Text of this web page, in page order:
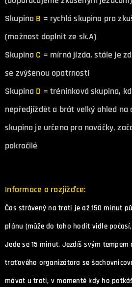
Skupina B = rychlá skupina pro
(možnost doplnit ze sk.A)
Skupina C = mírná jízda, stále je
se zvýšenou opatrností
Skupina D = tréninková skupina,
nepředjíždět a brát velký ohled
skupina je určena pro nováčky,
pokročilé
Informace o rozjížďce:
Čas strávený na trati je až 150 minut
plánu (může do toho hodit vidle
Jede se 15 minut. Jezdíš svým
traťového organizátora se
mávat u trati, v momentě kdy ho